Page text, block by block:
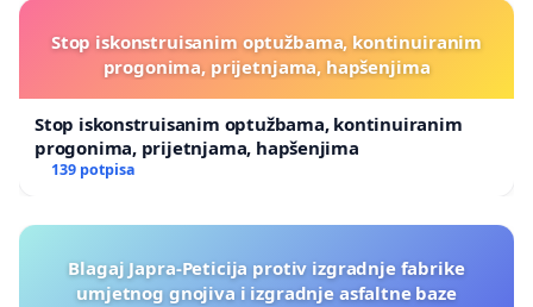
Stop iskonstruisanim optužbama, kontinuiranim
progonima, prijetnjama, hapšenjima
Stop iskonstruisanim optužbama, kontinuiranim
progonima, prijetnjama, hapšenjima
139 potpisa
Blagaj Japra-Peticija protiv izgradnje fabrike
umjetnog gnojiva i izgradnje asfaltne baze